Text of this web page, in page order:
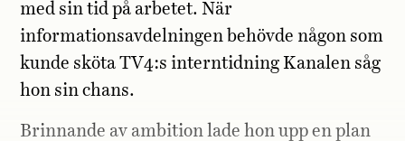
med sin tid på arbetet. När
informationsavdelningen behövde någon som
kunde sköta TV4:s interntidning Kanalen såg
hon sin chans.
Brinnande av ambition lade hon upp en plan